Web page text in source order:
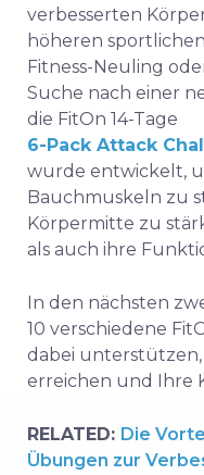
verbesserten
höheren
Fitness-Neuling
Suche nach einer
die FitOn 14-Tage
6-Pack Attack
wurde entwickelt,
Bauchmuskeln zu
Körpermitte zu
als auch ihre
In den nächsten
10 verschiedene
dabei unterstützen,
erreichen und Ihre
RELATED: Die
Übungen zur